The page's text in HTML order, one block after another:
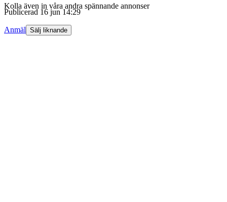
Kolla även in våra andra spännande annonser
Publicerad 16 jun 14:29
Anmäl Sälj liknande